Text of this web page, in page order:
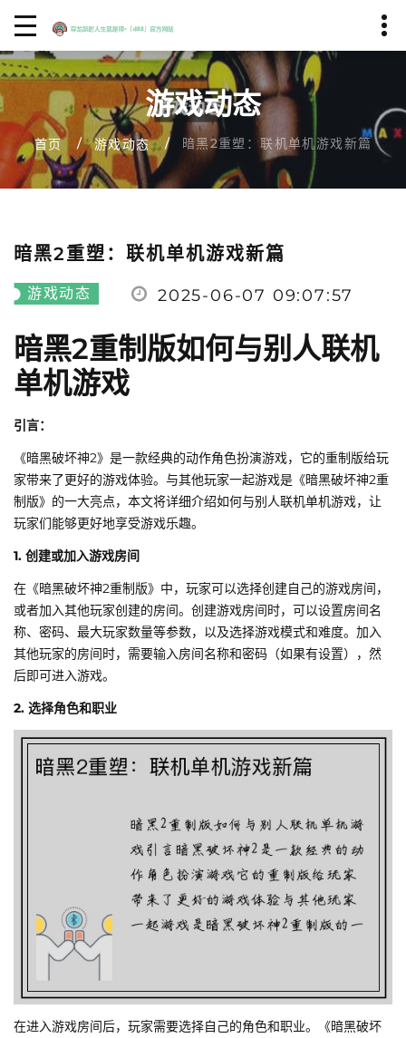
游戏动态
首页 游戏动态 暗黑2重塑：联机单机游戏新篇
暗黑2重塑：联机单机游戏新篇
游戏动态 2025-06-07 09:07:57
暗黑2重制版如何与别人联机
单机游戏
引言：
《暗黑破坏神2》是一款经典的动作角色扮演游戏，它的重制版给玩
家带来了更好的游戏体验。与其他玩家一起游戏是《暗黑破坏神2重
制版》的一大亮点，本文将详细介绍如何与别人联机单机游戏，让
玩家们能够更好地享受游戏乐趣。
1. 创建或加入游戏房间
在《暗黑破坏神2重制版》中，玩家可以选择创建自己的游戏房间，
或者加入其他玩家创建的房间。创建游戏房间时，可以设置房间名
称、密码、最大玩家数量等参数，以及选择游戏模式和难度。加入
其他玩家的房间时，需要输入房间名称和密码（如果有设置），然
后即可进入游戏。
2. 选择角色和职业
在进入游戏房间后，玩家需要选择自己的角色和职业。《暗黑破坏